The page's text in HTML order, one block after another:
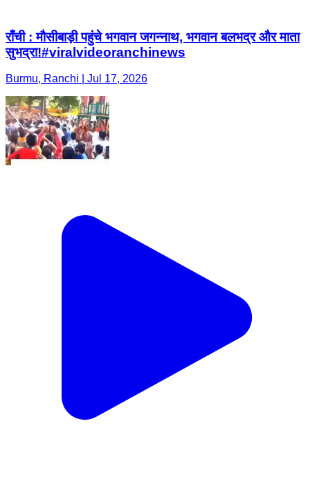
राँची : मौसीबाड़ी पहुंचे भगवान जगन्नाथ, भगवान बलभद्र और माता
सुभद्रा!#viralvideoranchinews
Burmu, Ranchi | Jul 17, 2026